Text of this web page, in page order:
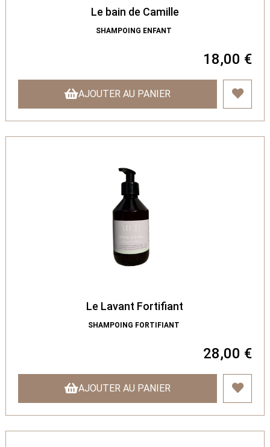
Le bain de Camille
SHAMPOING ENFANT
18,00 €
AJOUTER AU PANIER
Le Lavant Fortifiant
SHAMPOING FORTIFIANT
28,00 €
AJOUTER AU PANIER